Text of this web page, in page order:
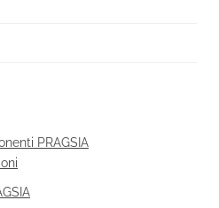
PRAGSIA